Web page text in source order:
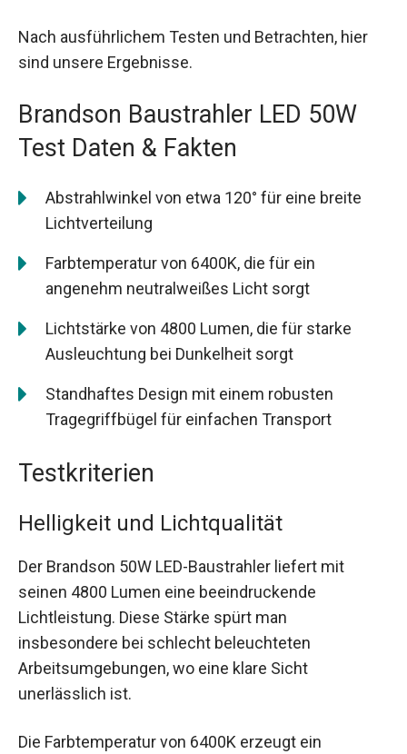
Nach ausführlichem Testen und Betrachten, hier
sind unsere Ergebnisse.
Brandson Baustrahler LED 50W
Test Daten & Fakten
Abstrahlwinkel von etwa 120° für eine breite
Lichtverteilung
Farbtemperatur von 6400K, die für ein
angenehm neutralweißes Licht sorgt
Lichtstärke von 4800 Lumen, die für starke
Ausleuchtung bei Dunkelheit sorgt
Standhaftes Design mit einem robusten
Tragegriffbügel für einfachen Transport
Testkriterien
Helligkeit und Lichtqualität
Der Brandson 50W LED-Baustrahler liefert mit
seinen 4800 Lumen eine beeindruckende
Lichtleistung. Diese Stärke spürt man
insbesondere bei schlecht beleuchteten
Arbeitsumgebungen, wo eine klare Sicht
unerlässlich ist.
Die Farbtemperatur von 6400K erzeugt ein